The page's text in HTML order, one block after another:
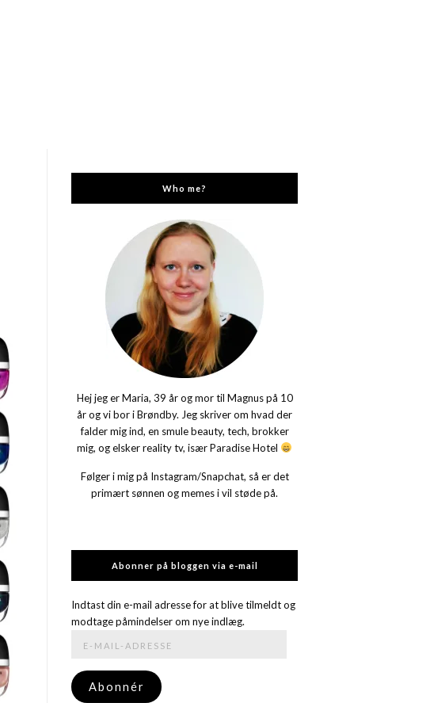
Who me?
Hej jeg er Maria, 39 år og mor til Magnus på 10
år og vi bor i Brøndby. Jeg skriver om hvad der
falder mig ind, en smule beauty, tech, brokker
mig, og elsker reality tv, især Paradise Hotel
Følger i mig på Instagram/Snapchat, så er det
primært sønnen og memes i vil støde på.
Abonner på bloggen via e-mail
Indtast din e-mail adresse for at blive tilmeldt og
modtage påmindelser om nye indlæg.
adresse
Abonnér